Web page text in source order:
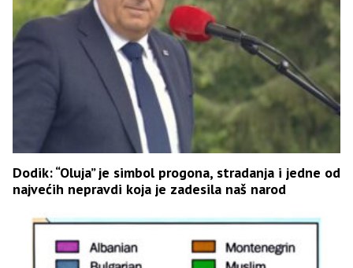
Dodik: “Oluja” je simbol progona, stradanja i jedne od
najvećih nepravdi koja je zadesila naš narod